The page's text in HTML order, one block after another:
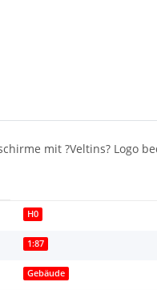
mit ?Veltins? Logo
H0
1:87
Gebäude